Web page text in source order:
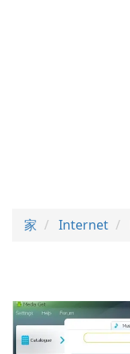
家 Internet